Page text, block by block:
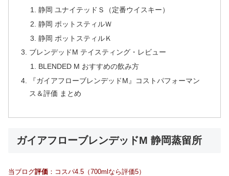
静岡 ユナイテッドＳ（定番ウイスキー）
静岡 ポットスティルＷ
静岡 ポットスティルＫ
ブレンデッドM テイスティング・レビュー
BLENDED M おすすめの飲み方
『ガイアフローブレンデッドM』コストパフォーマン
ス＆評価 まとめ
ガイアフローブレンデッドM 静岡蒸留所
当ブログ評価 ：コスパ4.5（700mlなら評価5）